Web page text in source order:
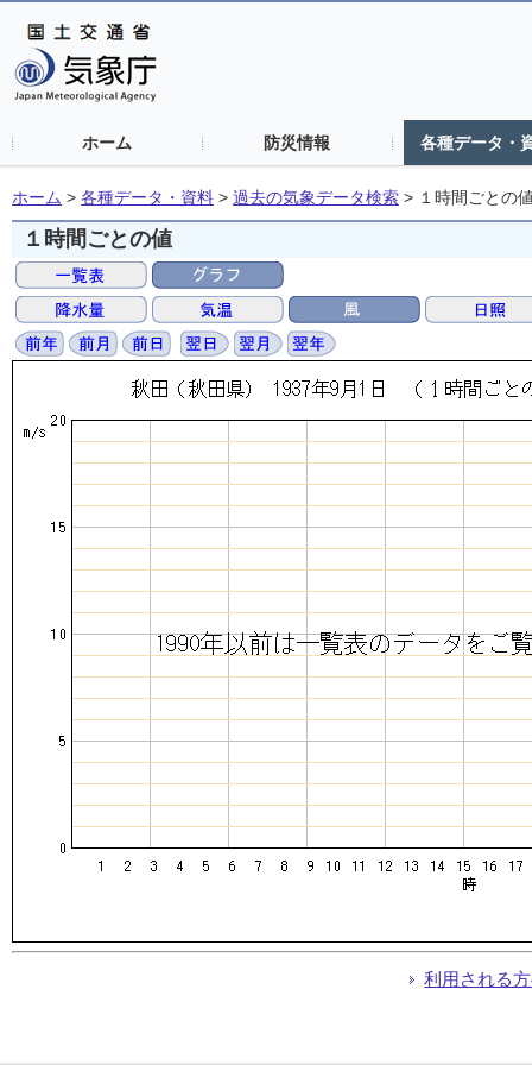
ホーム 防災情報 各種データ・
ホーム > 各種データ・資料 > 過去の気象データ検索 > １時間ごとの
１時間ごとの値
利用される